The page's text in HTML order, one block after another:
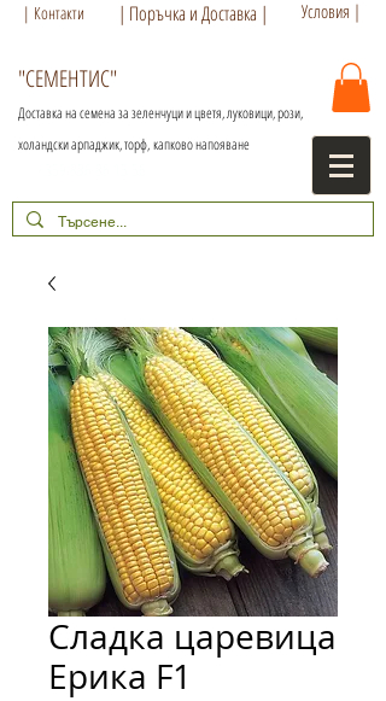
| Контакти | Поръчка и Доставка | Условия |
"СЕМЕНТИС"
Доставка на семена за зеленчуци и цветя, луковици, рози,
холандски арпаджик, торф,капково напояване
Сладка царевица
Ерика F1